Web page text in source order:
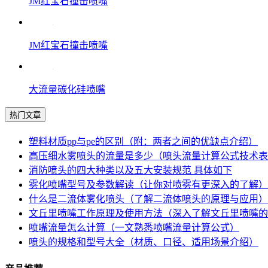
JM红宝石撞击喷嘴
大流量碳化硅喷嘴
热门文章
塑料材质pp与pe的区别（附：两者之间的优缺点介绍）
高压细水雾喷头的流量是多少（喷头流量计算公式技术表
消防喷头的四大种类以及五大安装规范 具体如下
雾化喷嘴型号及参数解读（让你对喷雾有更深入的了解）
什么是二流体雾化喷头（了解二流体喷头的原理与应用）
文丘里喷嘴工作原理及使用方法（深入了解文丘里喷嘴的
喷嘴流量怎么计算（一文熟悉喷嘴流量计算公式）
喷头的规格和型号大全（材质、口径、适用场景介绍）